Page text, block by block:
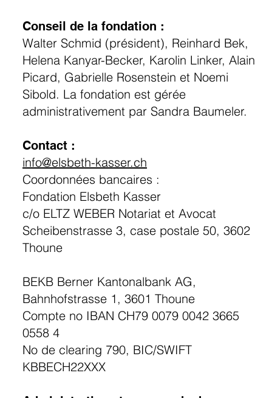
Conseil de la fondation :
Walter Schmid (président), Reinhard Bek,
Helena Kanyar-Becker, Karolin Linker, Alain
Picard, Gabrielle Rosenstein et Noemi
Sibold. La fondation est gérée
administrativement par Sandra Baumeler.
Contact :
info@elsbeth-kasser.ch
Coordonnées bancaires :
Fondation Elsbeth Kasser
c/o ELTZ WEBER Notariat et Avocat
Scheibenstrasse 3, case postale 50, 3602
Thoune
BEKB Berner Kantonalbank AG,
Bahnhofstrasse 1, 3601 Thoune
Compte no IBAN CH79 0079 0042 3665
0558 4
No de clearing 790, BIC/SWIFT
KBBECH22XXX